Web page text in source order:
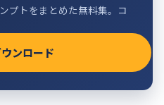
プトをまとめた無料集。コ
ンロード